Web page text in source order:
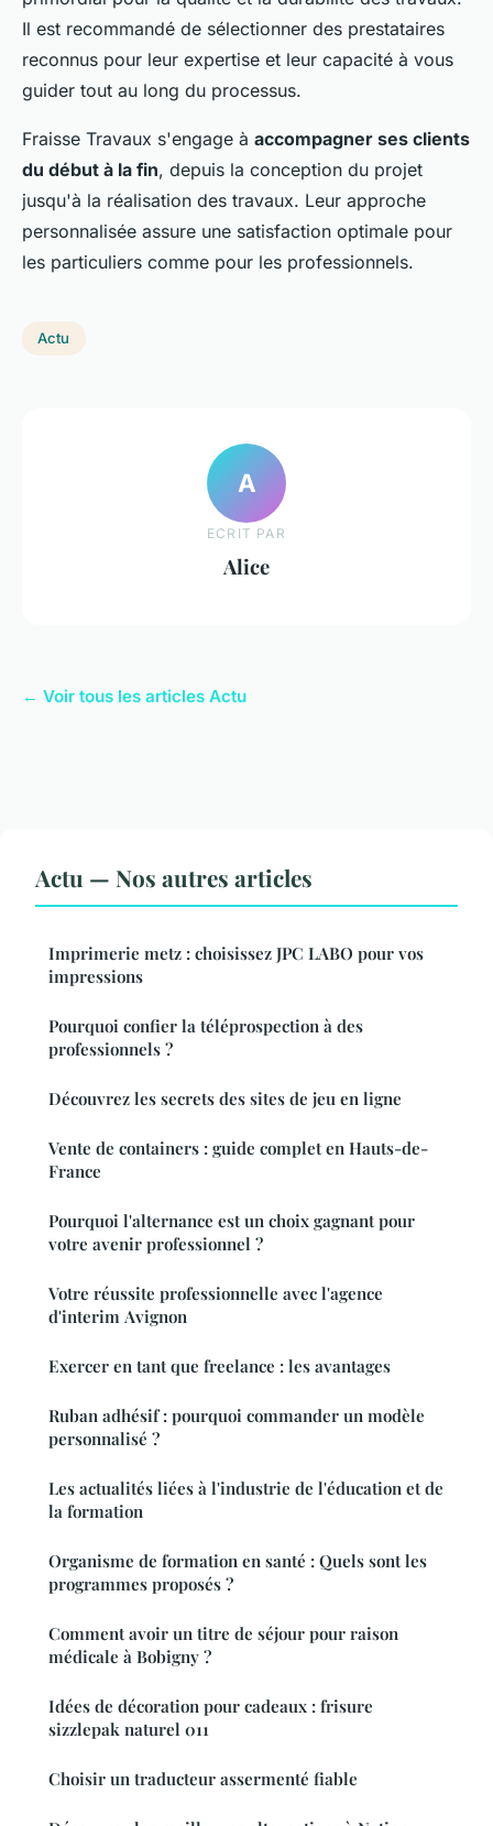
Il est recommandé de sélectionner des prestataires
reconnus pour leur expertise et leur capacité à vous
guider tout au long du processus.
Fraisse Travaux s'engage à accompagner ses clients
du début à la fin, depuis la conception du projet
jusqu'à la réalisation des travaux. Leur approche
personnalisée assure une satisfaction optimale pour
les particuliers comme pour les professionnels.
Actu
A
ECRIT PAR
Alice
← Voir tous les articles Actu
Actu — Nos autres articles
Imprimerie metz : choisissez JPC LABO pour vos
impressions
Pourquoi confier la téléprospection à des
professionnels ?
Découvrez les secrets des sites de jeu en ligne
Vente de containers : guide complet en Hauts-de-
France
Pourquoi l'alternance est un choix gagnant pour
votre avenir professionnel ?
Votre réussite professionnelle avec l'agence
d'interim Avignon
Exercer en tant que freelance : les avantages
Ruban adhésif : pourquoi commander un modèle
personnalisé ?
Les actualités liées à l'industrie de l'éducation et de
la formation
Organisme de formation en santé : Quels sont les
programmes proposés ?
Comment avoir un titre de séjour pour raison
médicale à Bobigny ?
Idées de décoration pour cadeaux : frisure
sizzlepak naturel 011
Choisir un traducteur assermenté fiable